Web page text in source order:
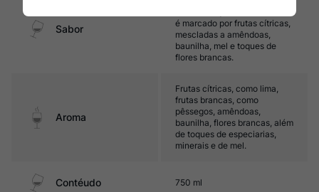
Sabor
é marcado por frutas cítricas,
mescladas a amêndoas,
baunilha, mel e toques de
flores brancas.
Aroma
Frutas cítricas, como lima,
frutas brancas, como
pêssegos, amêndoas,
baunilha, flores brancas, além
de toques de especiarias,
minerais e de mel.
Contéudo 750 ml